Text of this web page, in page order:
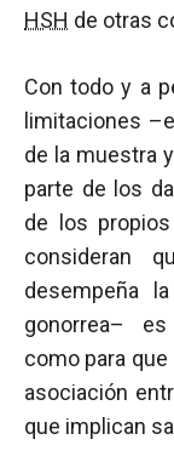
HSH de otras
Con todo y a
limitaciones
de la muestra
parte de los
de los
consideran
desempeña
gonorrea–
como para
asociación
que implican